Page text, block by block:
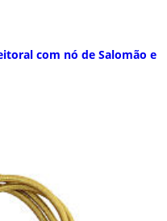
com nó de Salomão e